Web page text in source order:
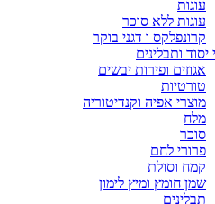
עוגות
עוגות ללא סוכר
קרונפלקס ו דגני בוקר
יסוד ותבלינים
אגוזים ופירות יבשים
טורטיות
מוצרי אפיה וקנדיטוריה
מלח
סוכר
פרורי לחם
קמח וסולת
שמן חומץ ומיץ לימון
תבלינים